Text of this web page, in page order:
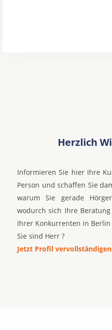
Herzlich
Informieren Sie hier Ihre
Person und schaffen Sie
warum Sie gerade
wodurch sich Ihre
Ihrer Konkurrenten in
Sie sind Herr ?
Jetzt Profil vervollständigen